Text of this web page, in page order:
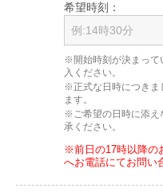
希望時刻：
※開始時刻が決まって
入ください。
※正式な日時につきま
ます。
※ご希望の日時に添え
承ください。
※前日の17時以降の
へお電話にてお問い